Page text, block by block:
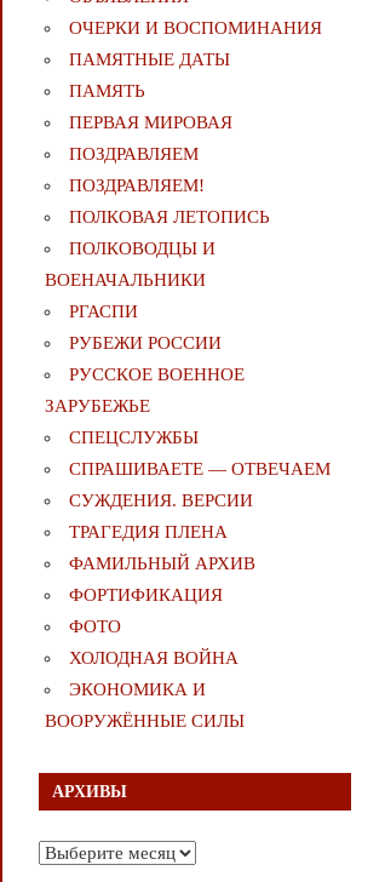
ОЧЕРКИ И ВОСПОМИНАНИЯ
ПАМЯТНЫЕ ДАТЫ
ПАМЯТЬ
ПЕРВАЯ МИРОВАЯ
ПОЗДРАВЛЯЕМ
ПОЗДРАВЛЯЕМ!
ПОЛКОВАЯ ЛЕТОПИСЬ
ПОЛКОВОДЦЫ И
ВОЕНАЧАЛЬНИКИ
РГАСПИ
РУБЕЖИ РОССИИ
РУССКОЕ ВОЕННОЕ
ЗАРУБЕЖЬЕ
СПЕЦСЛУЖБЫ
СПРАШИВАЕТЕ — ОТВЕЧАЕМ
СУЖДЕНИЯ. ВЕРСИИ
ТРАГЕДИЯ ПЛЕНА
ФАМИЛЬНЫЙ АРХИВ
ФОРТИФИКАЦИЯ
ФОТО
ХОЛОДНАЯ ВОЙНА
ЭКОНОМИКА И
ВООРУЖЁННЫЕ СИЛЫ
АРХИВЫ
Архивы